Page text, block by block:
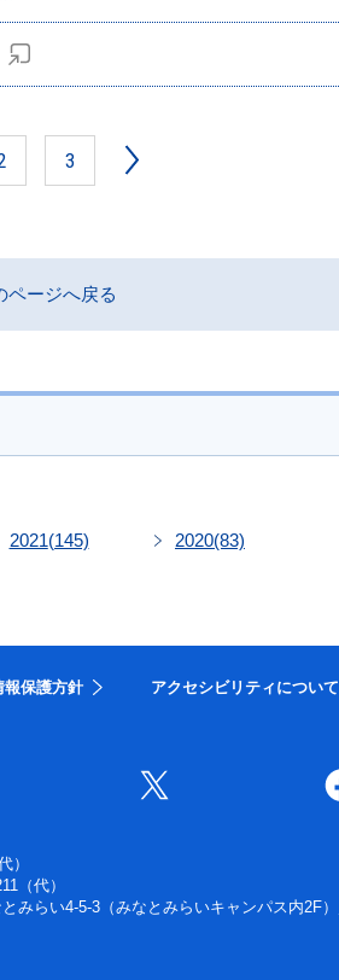
3
ページへ戻る
2021(145) 2020(83)
報保護方針 アクセシビリティについて
）
（代）
らい4-5-3（みなとみらいキャンパス内2F）